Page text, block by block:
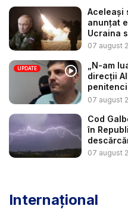
Aceleași
anunțat
Ucraina
07 august
UPDATE
„N-am
direcții
cerc...
07 august
Cod
în
...
07 august
Internațional